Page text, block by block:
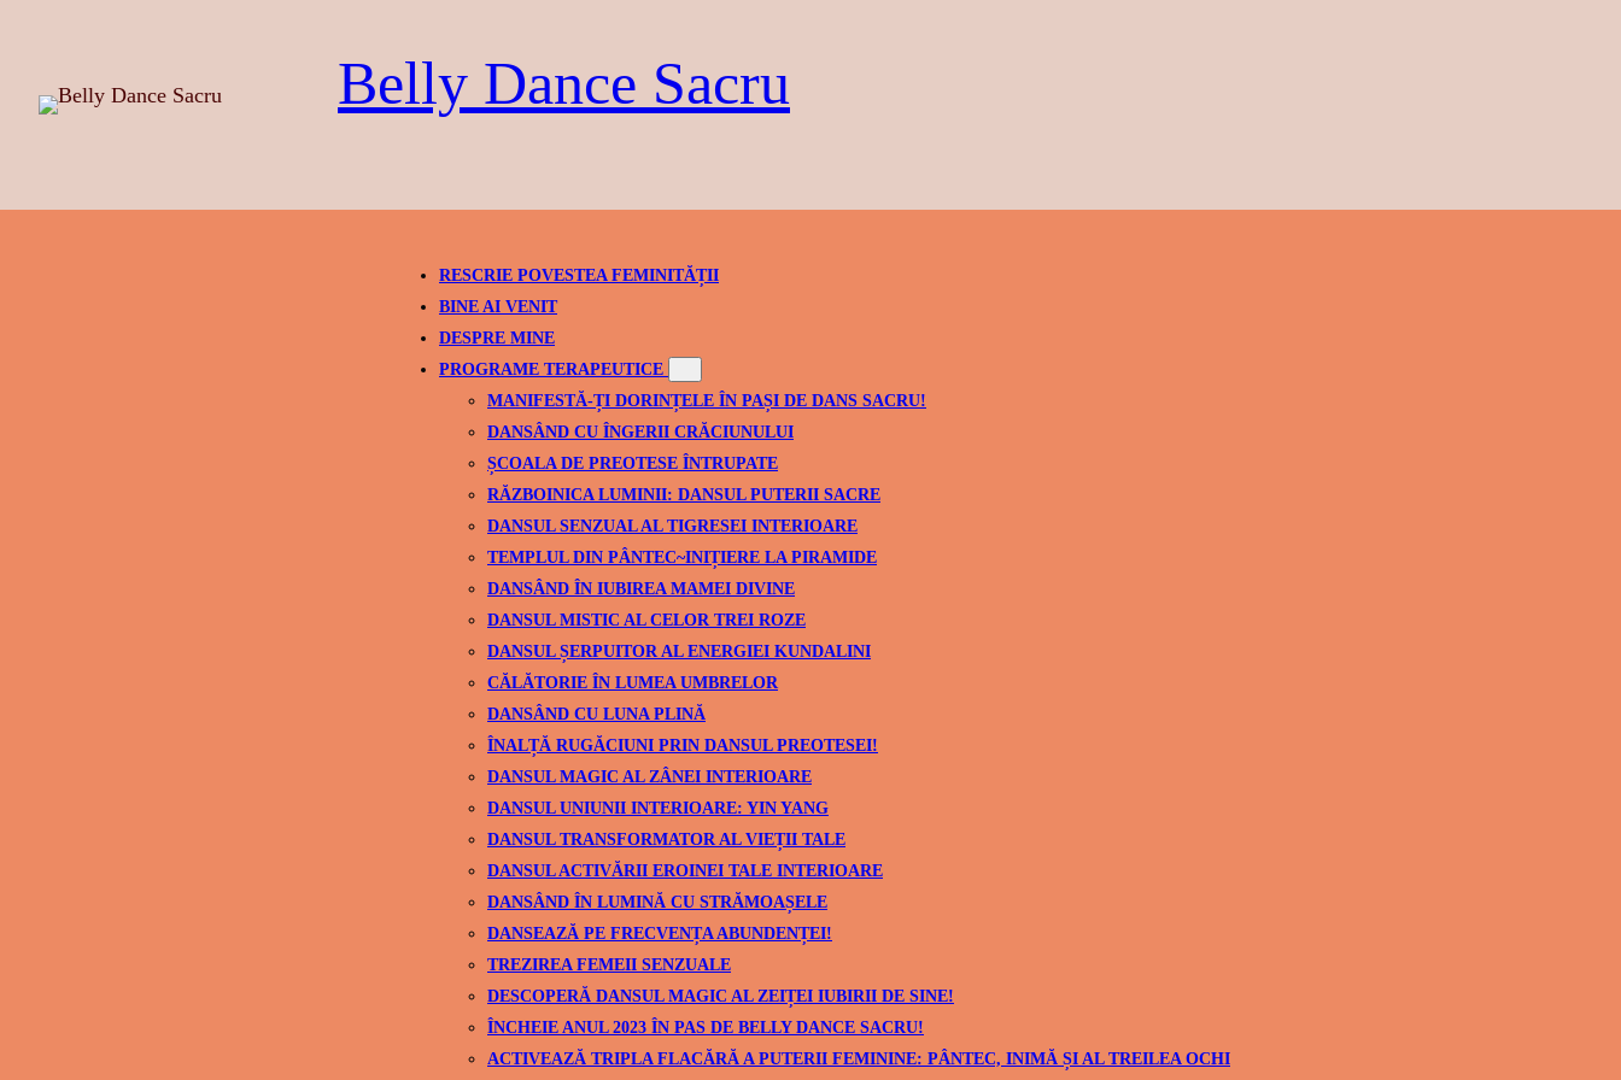
Belly Dance Sacru
RESCRIE POVESTEA FEMINITĂȚII
BINE AI VENIT
DESPRE MINE
PROGRAME TERAPEUTICE
MANIFESTĂ-ȚI DORINȚELE ÎN PAȘI DE DANS SACRU!
DANSÂND CU ÎNGERII CRĂCIUNULUI
ȘCOALA DE PREOTESE ÎNTRUPATE
RĂZBOINICA LUMINII: DANSUL PUTERII SACRE
DANSUL SENZUAL AL TIGRESEI INTERIOARE
TEMPLUL DIN PÂNTEC~INIȚIERE LA PIRAMIDE
DANSÂND ÎN IUBIREA MAMEI DIVINE
DANSUL MISTIC AL CELOR TREI ROZE
DANSUL ȘERPUITOR AL ENERGIEI KUNDALINI
CĂLĂTORIE ÎN LUMEA UMBRELOR
DANSÂND CU LUNA PLINĂ
ÎNALȚĂ RUGĂCIUNI PRIN DANSUL PREOTESEI!
DANSUL MAGIC AL ZÂNEI INTERIOARE
DANSUL UNIUNII INTERIOARE: YIN YANG
DANSUL TRANSFORMATOR AL VIEȚII TALE
DANSUL ACTIVĂRII EROINEI TALE INTERIOARE
DANSÂND ÎN LUMINĂ CU STRĂMOAȘELE
DANSEAZĂ PE FRECVENȚA ABUNDENȚEI!
TREZIREA FEMEII SENZUALE
DESCOPERĂ DANSUL MAGIC AL ZEIȚEI IUBIRII DE SINE!
ÎNCHEIE ANUL 2023 ÎN PAS DE BELLY DANCE SACRU!
ACTIVEAZĂ TRIPLA FLACĂRĂ A PUTERII FEMININE: PÂNTEC, INIMĂ ȘI AL TREILEA OCHI